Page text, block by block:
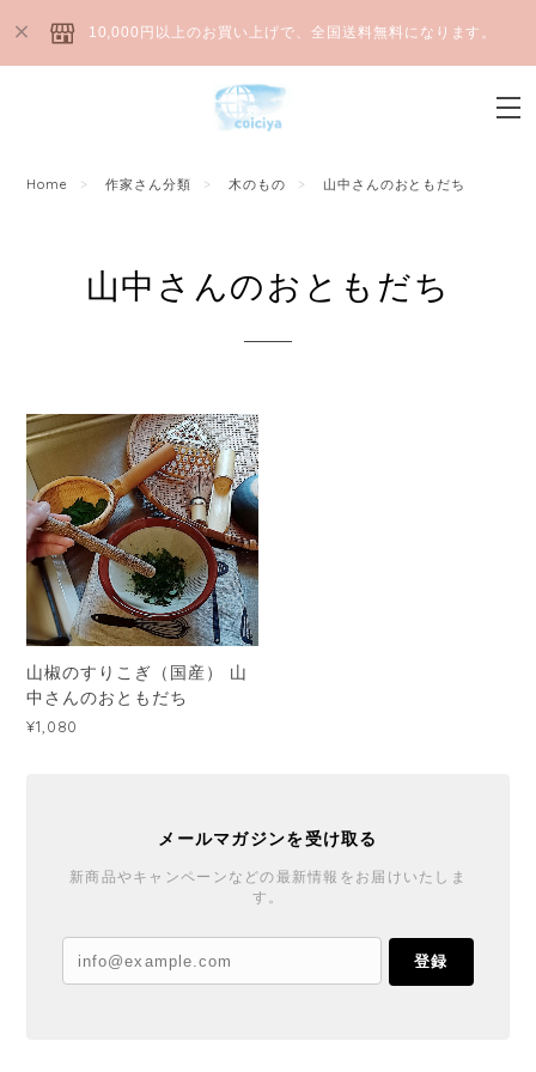
10,000円以上のお買い上げで、全国送料無料になります。
Home 作家さん分類 木のもの 山中さんのおともだち
山中さんのおともだち
山椒のすりこぎ（国産） 山
中さんのおともだち
¥1,080
メールマガジンを受け取る
新商品やキャンペーンなどの最新情報をお届けいたしま
す。
登録